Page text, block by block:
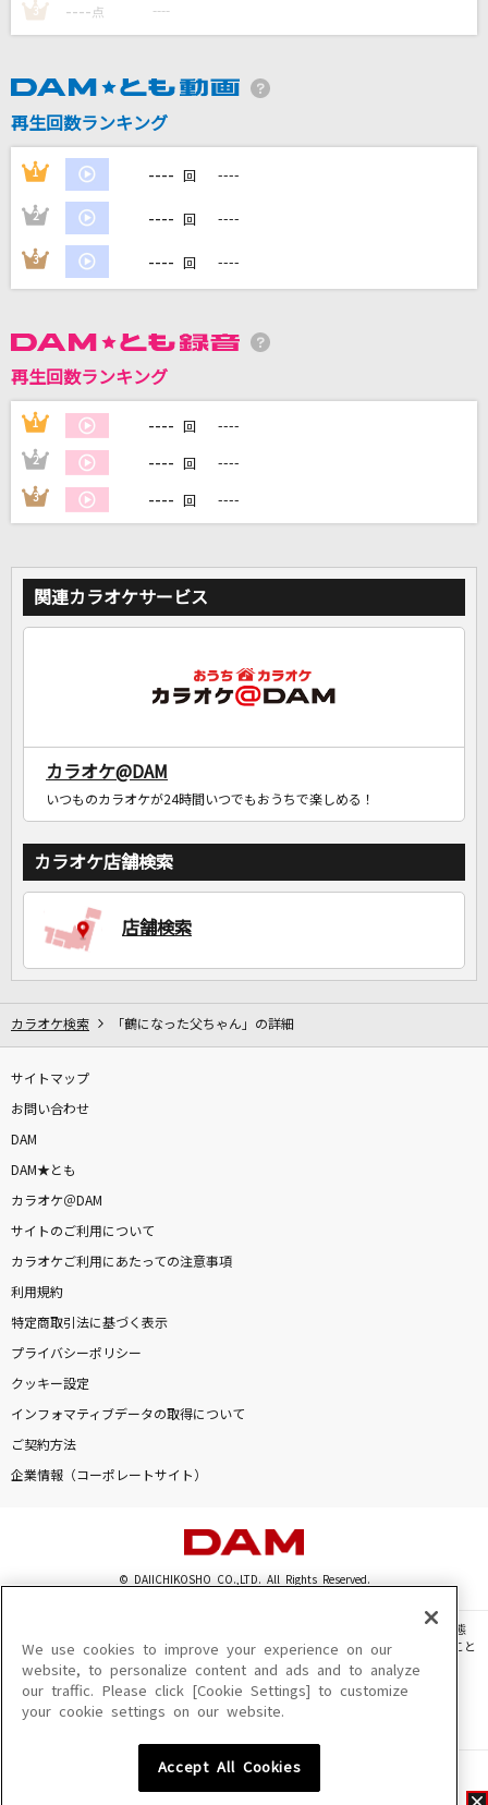
[生音]さよならエレジー
一寸の赤
yama
DAMの新曲・ランキングなど
DAMに会員登録・ログインして
カラオケをもっと楽しもう！
3 ---- 点 ----
再生回数ランキング
1 ---- 回 ----
2 ---- 回 ----
3 ---- 回 ----
再生回数ランキング
1 ---- 回 ----
2 ---- 回 ----
3 ---- 回 ----
関連カラオケサービス
カラオケ@DAM
いつものカラオケが24時間いつでもおうちで楽しめる！
カラオケ店舗検索
店舗検索
カラオケ検索 「鶴になった父ちゃん」の詳細
サイトマップ
お問い合わせ
DAM
DAM★とも
カラオケ＠DAM
サイトのご利用について
カラオケご利用にあたっての注意事項
利用規約
特定商取引法に基づく表示
プライバシーポリシー
クッキー設定
インフォマティブデータの取得について
ご契約方法
企業情報（コーポレートサイト）
© DAIICHIKOSHO CO.,LTD. All Rights Reserved.
このサイトに掲載されている一切の文章・画像・写真・動画・音声等を、手段や形態
を問わず、著作権法の定める範囲を超えて無断で複製、転載、ファイル化などすること
を禁じます。
楽曲及びコンテンツは、機種によりご利用いただけない場合があります。
楽曲及びコンテンツの配信日、配信内容が変更になる場合があります。
We use cookies to improve your experience on our
website, to personalize content and ads and to analyze
our traffic. Please click [Cookie Settings] to customize
your cookie settings on our website.
Accept All Cookies